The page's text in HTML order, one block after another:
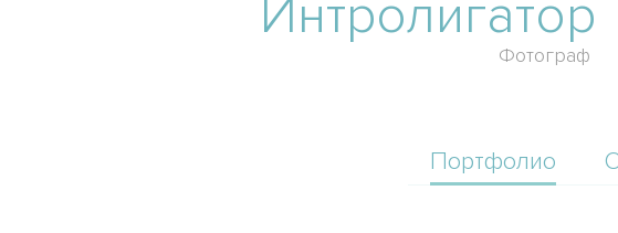
Интролигатор
Фотограф
Портфолио